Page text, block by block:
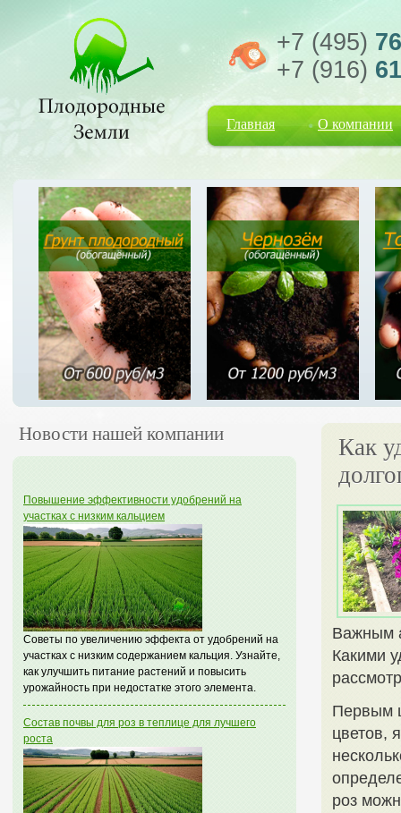
+7 (495)
+7 (916)
Главная О компании
Новости нашей компании
Повышение эффективности удобрений на
участках с низким кальцием
Советы по увеличению эффекта от удобрений на
участках с низким содержанием кальция. Узнайте,
как улучшить питание растений и повысить
урожайность при недостатке этого элемента.
Состав почвы для роз в теплице для лучшего
роста
Как
Важным
Какими
Первым
цветов,
роз